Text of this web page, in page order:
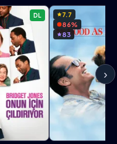
DL
7.7
86%
83
›